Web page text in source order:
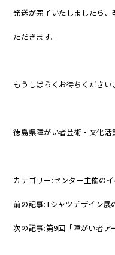
発送が完了いたしましたら
ただきます。
もうしばらくお待ちください
徳島県障がい者芸術・文化活
カテゴリー:センター主催の
前の記事:Tシャツデザイン展
次の記事:第9回「障がい者